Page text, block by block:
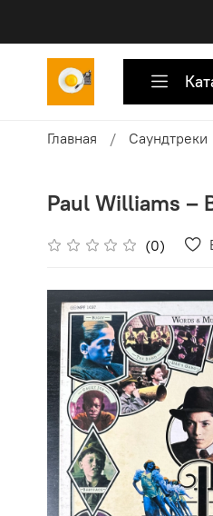
Главная Саундтреки
Paul Williams –
(0)